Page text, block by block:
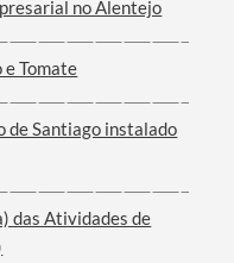
no Alentejo
Tomate
de Santiago instalado
das Atividades de